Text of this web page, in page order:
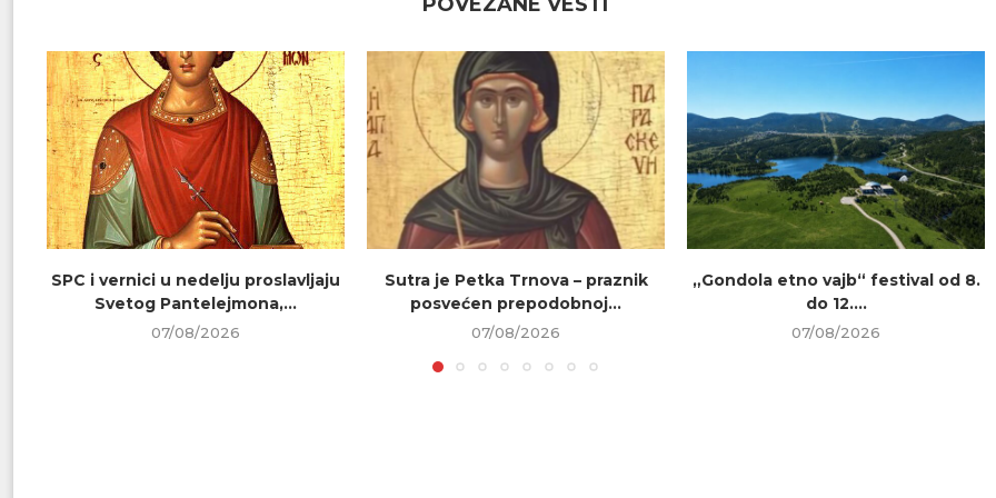
SPC i vernici u nedelju proslavljaju
Svetog Pantelejmona,...
07/08/2026
Sutra je Petka Trnova – praznik
posvećen prepodobnoj...
07/08/2026
„Gondola etno vajb“ festival od 8.
do 12....
07/08/2026